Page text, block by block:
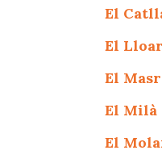
El
El Lloar
El
El Milà
El